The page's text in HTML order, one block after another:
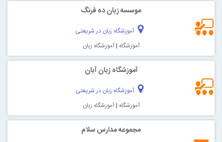
موسسه زبان ده فرنگ
آموزشگاه زبان در شریعتی
آموزشگاه |آموزشگاه زبان
آموزشگاه زبان آبان
آموزشگاه زبان در شریعتی
آموزشگاه |آموزشگاه زبان
مجموعه مدارس سلام